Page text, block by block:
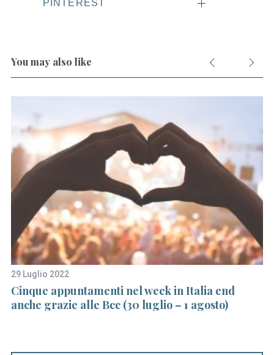
PINTEREST
You may also like
29 Luglio 2022
Cinque appuntamenti nel week in Italia end
anche grazie alle Bcc (30 luglio – 1 agosto)